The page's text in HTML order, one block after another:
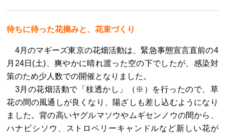
待ちに待った花摘みと、花束づくり
4月のマギーズ東京の花畑活動は、緊急事態宣言直前の4
月24日(土)、爽やかに晴れ渡った空の下でしたが、感染対
策のため少人数での開催となりました。
3月の花畑活動で「枝透かし」（※）を行ったので、草
花の間の風通しが良くなり、陽ざしも差し込むようになり
ました。背の高いヤグルマソウやムギセンノウの間から、
ハナビシソウ、ストロベリーキャンドルなど新しい花が